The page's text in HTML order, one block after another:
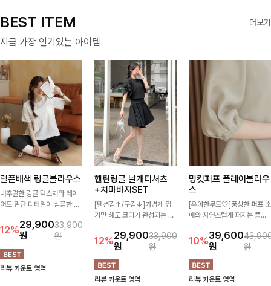
BEST ITEM 더보기
지금 가장 인기있는 아이템
릴픈배색 링클블라우스
내추럴한 링클 텍스처와 레이
어드 밑단 디테일이 심플한 디
볍게 툭 입기만 해도 멋스러운
스타일을 완성해드려요- 여유
로운 핏으로 군살은 자연스럽
게 커버해주고, 편안한 착용감
까지 더해 손이 자주 가는 데일
12%29,900
원
33,900
원
리뷰 카운트 영역
헨틴링클 날개티셔츠
+치마바지SET
[텐션감↑/구김↓]가볍게 입
기만 해도 코디가 완성되는 세
지는 프릴 날개 소매가 우아한
포인트를 더해드립니다💕 잔
잔한 링클 텍스처 소재와 편안
한 허리밴딩으로 하루 종일 산
뜻하고 쾌적하게 즐겨보세요!
12%29,900
원
33,900
원
리뷰 카운트 영역
밍킷퍼프 플레어블라우
스
[우아한무드🤍]풍성한 퍼프 소
매와 자연스럽게 퍼지는 플레
를 완성해주는 블라우스 🤍 체
형을 자연스럽게 커버해주며
걸을 때마다 살랑이는 핏으로
데일리룩부터 데이트룩까지 화
사하게 즐기기 좋은 아이템이
10%39,600
원
원
리뷰 카운트 영역